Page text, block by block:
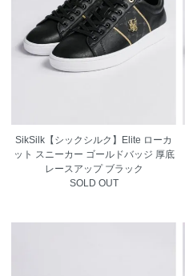
SikSilk【シックシルク】Elite ローカ
ット スニーカー ゴールドバッジ 厚底
レースアップ ブラック
SOLD OUT